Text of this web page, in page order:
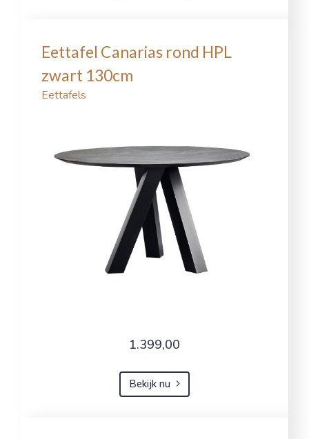
Eettafel Canarias rond HPL
zwart 130cm
Eettafels
1.399,00
Bekijk nu